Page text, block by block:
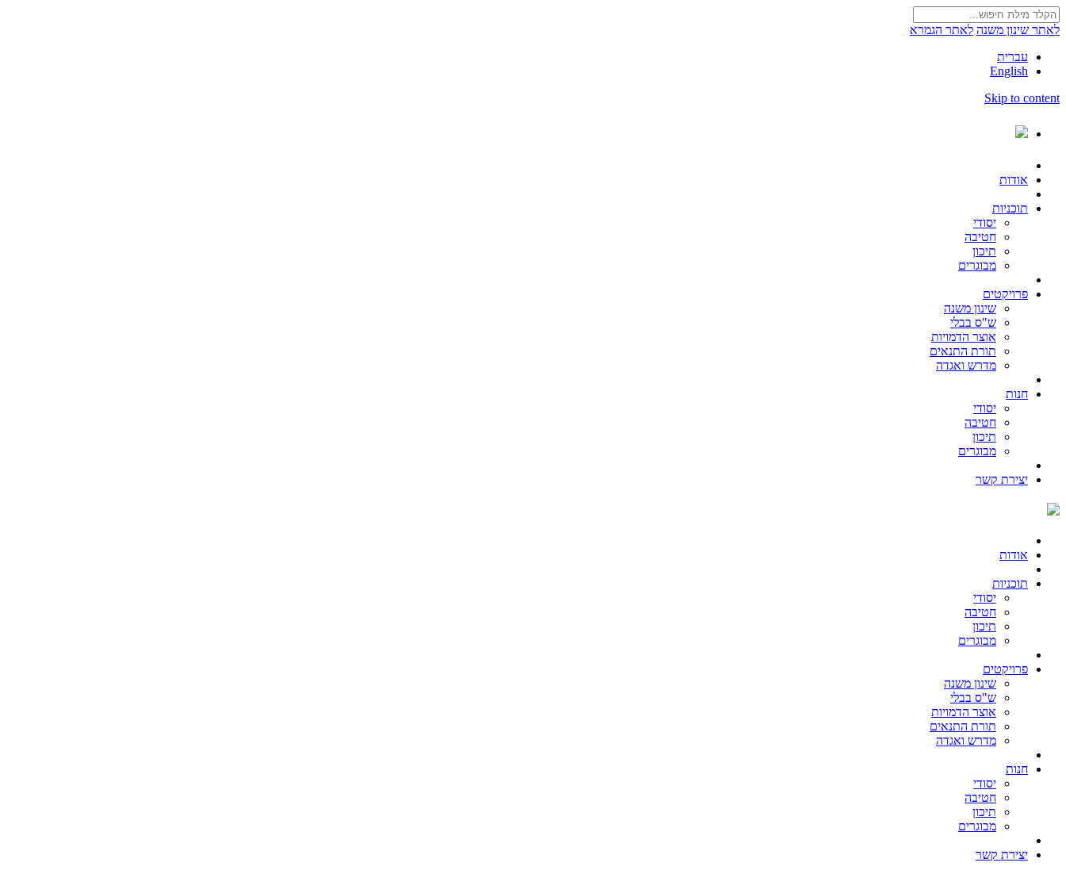
לאתר שינון משנה לאתר הגמרא
עברית
English
Skip to content
אודות
תוכניות
יסודי
חטיבה
תיכון
מבוגרים
פרויקטים
שינון משנה
ש"ס בבלי
אוצר הדמויות
תורת התנאים
מדרש ואגדה
חנות
יסודי
חטיבה
תיכון
מבוגרים
יצירת קשר
אודות
תוכניות
יסודי
חטיבה
תיכון
מבוגרים
פרויקטים
שינון משנה
ש"ס בבלי
אוצר הדמויות
תורת התנאים
מדרש ואגדה
חנות
יסודי
חטיבה
תיכון
מבוגרים
יצירת קשר